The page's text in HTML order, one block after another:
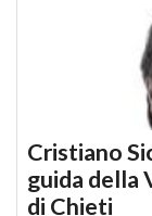
Cristiano
guida della
di Chieti